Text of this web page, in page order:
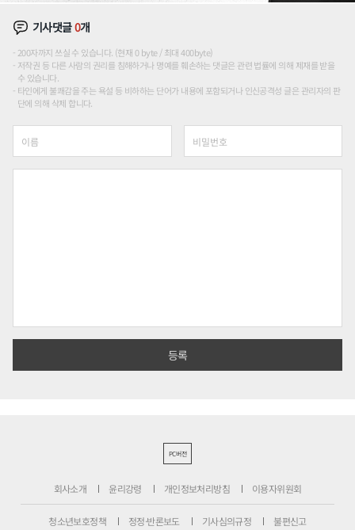
기사댓글0개
200자까지 쓰실 수 있습니다. (현재 0 byte / 최대 400byte)
저작권 등 다른 사람의 권리를 침해하거나 명예를 훼손하는 댓글은 관련 법률에 의해 제재를 받을
수 있습니다.
타인에게 불쾌감을 주는 욕설 등 비하하는 단어가 내용에 포함되거나 인신공격성 글은 관리자의 판
단에 의해 삭제 합니다.
PC버전
회사소개 윤리강령 개인정보처리방침 이용자위원회
청소년보호정책 정정·반론보도 기사심의규정 불편신고